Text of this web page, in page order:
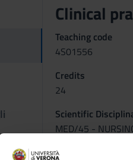
Clinical
Teaching code
4S01556
Credits
24
Scientific
MED/45 -
Period